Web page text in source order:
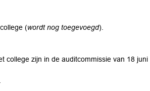
(wordt nog toegevoegd).
college zijn in de auditcommissie van 18 juni